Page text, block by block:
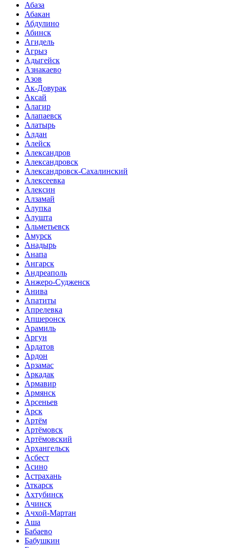
Абаза
Абакан
Абдулино
Абинск
Агидель
Агрыз
Адыгейск
Азнакаево
Азов
Ак-Довурак
Аксай
Алагир
Алапаевск
Алатырь
Алдан
Алейск
Александров
Александровск
Александровск-Сахалинский
Алексеевка
Алексин
Алзамай
Алупка
Алушта
Альметьевск
Амурск
Анадырь
Анапа
Ангарск
Андреаполь
Анжеро-Судженск
Анива
Апатиты
Апрелевка
Апшеронск
Арамиль
Аргун
Ардатов
Ардон
Арзамас
Аркадак
Армавир
Армянск
Арсеньев
Арск
Артём
Артёмовск
Артёмовский
Архангельск
Асбест
Асино
Астрахань
Аткарск
Ахтубинск
Ачинск
Ачхой-Мартан
Аша
Бабаево
Бабушкин